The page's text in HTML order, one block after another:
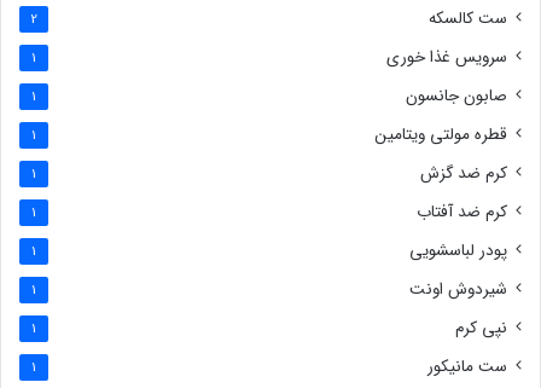
ست کالسکه 2
سرویس غذا خوری 1
صابون جانسون 1
قطره مولتی ویتامین 1
کرم ضد گزش 1
کرم ضد آفتاب 1
پودر لباسشویی 1
شیردوش اونت 1
نپی کرم 1
ست مانیکور 1